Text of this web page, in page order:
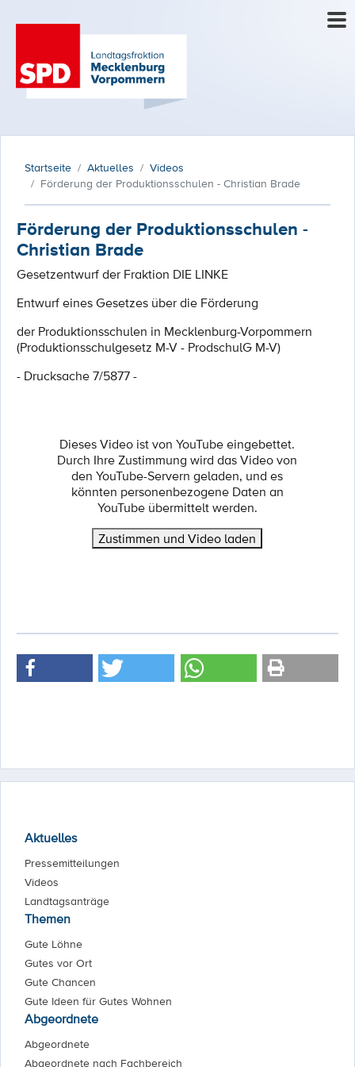
Startseite Aktuelles
Videos
Förderung der Produktionsschulen - Christian Brade
Förderung der Produktionsschulen -
Christian Brade
Gesetzentwurf der Fraktion DIE LINKE
Entwurf eines Gesetzes über die Förderung
der Produktionsschulen in Mecklenburg-Vorpommern
(Produktionsschulgesetz M-V - ProdschulG M-V)
- Drucksache 7/5877 -
Dieses Video ist von YouTube eingebettet.
Durch Ihre Zustimmung wird das Video von
den YouTube-Servern geladen, und es
könnten personenbezogene Daten an
YouTube übermittelt werden.
Zustimmen und Video laden
Aktuelles
Pressemitteilungen
Videos
Landtagsanträge
Themen
Gute Löhne
Gutes vor Ort
Gute Chancen
Gute Ideen für Gutes Wohnen
Abgeordnete
Abgeordnete
Abgeordnete nach Fachbereich